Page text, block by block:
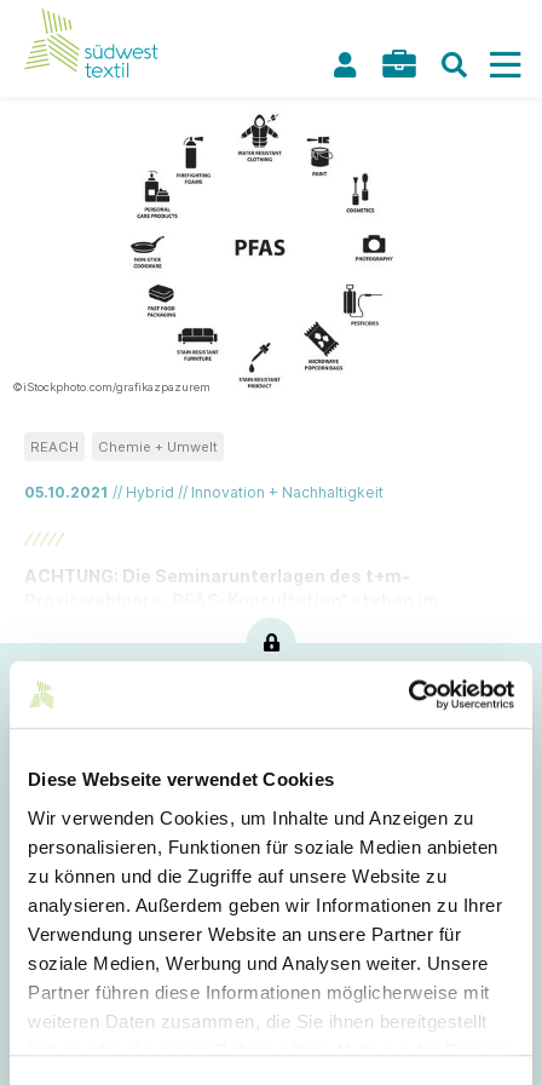
Diese Webseite verwendet Cookies
Wir verwenden Cookies, um Inhalte und Anzeigen zu
personalisieren, Funktionen für soziale Medien anbieten
zu können und die Zugriffe auf unsere Website zu
analysieren. Außerdem geben wir Informationen zu Ihrer
Verwendung unserer Website an unsere Partner für
soziale Medien, Werbung und Analysen weiter. Unsere
Partner führen diese Informationen möglicherweise mit
weiteren Daten zusammen, die Sie ihnen bereitgestellt
©iStockphoto.com/grafikazpazurem
05.10.2021 // Hybrid // Innovation + Nachhaltigkeit
REACH Chemie + Umwelt
ACHTUNG: Die Seminarunterlagen des t+m-
Mitgliederbereich zum Download bereit.
Login
Passwort